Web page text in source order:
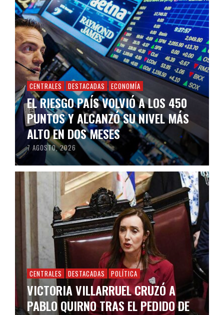
CENTRALES DESTACADAS ECONOMÍA
EL RIESGO PAÍS VOLVIÓ A LOS 450
PUNTOS Y ALCANZÓ SU NIVEL MÁS
ALTO EN DOS MESES
7 AGOSTO, 2026
CENTRALES DESTACADAS POLÍTICA
VICTORIA VILLARRUEL CRUZÓ A
PABLO QUIRNO TRAS EL PEDIDO DE